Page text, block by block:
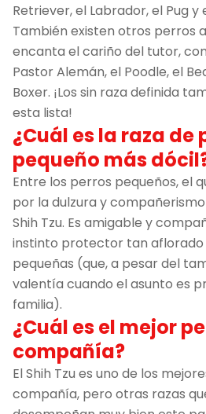
Retriever, el Labrador, el Pug y
También existen otros perros
encanta el cariño del tutor,
Pastor Alemán, el Poodle, el
Boxer. ¡Los sin raza definida
esta lista!
¿Cuál es la raza de
pequeño más
Entre los perros pequeños, el
por la dulzura y
Shih Tzu. Es amigable y
instinto protector tan aflorado
pequeñas (que, a pesar del
valentía cuando el asunto es
familia).
¿Cuál es el mejor
compañía?
El Shih Tzu es uno de los
compañía, pero otras razas